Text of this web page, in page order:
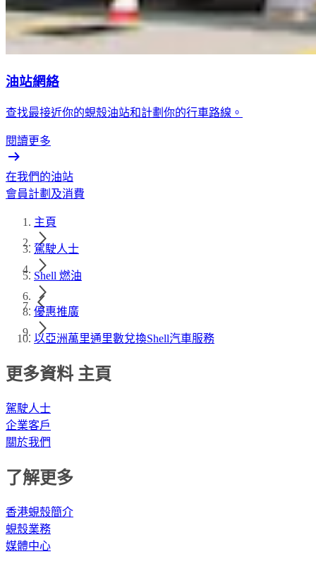
油站網絡
查找最接近你的蜆殼油站和計劃你的行車路線。
閱讀更多
在我們的油站
會員計劃及消費
主頁
駕駛人士
Shell 燃油
優惠推廣
以亞洲萬里通里數兌換Shell汽車服務
更多資料 主頁
駕駛人士
企業客戶
關於我們
了解更多
香港蜆殼簡介
蜆殼業務
媒體中心